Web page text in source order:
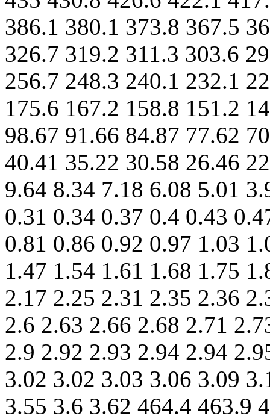
386.1 380.1 373.8 367.5
326.7 319.2 311.3 303.6
256.7 248.3 240.1 232.1
175.6 167.2 158.8 151.2
98.67 91.66 84.87 77.62
40.41 35.22 30.58 26.46
9.64 8.34 7.18 6.08 5.01
0.31 0.34 0.37 0.4 0.43
0.81 0.86 0.92 0.97 1.03
1.47 1.54 1.61 1.68 1.75
2.17 2.25 2.31 2.35 2.36
2.6 2.63 2.66 2.68 2.71
2.9 2.92 2.93 2.94 2.94
3.02 3.02 3.03 3.06 3.09
3.55 3.6 3.62 464.4 463.9